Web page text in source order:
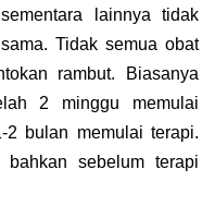
lainnya tidak
Tidak semua obat
rambut. Biasanya
2 minggu memulai
2 bulan memulai terapi.
sebelum terapi